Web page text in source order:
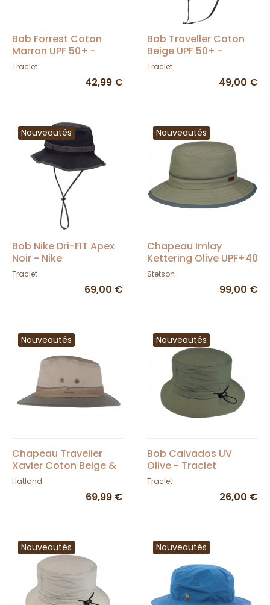
Bob Forrest Coton
Marron UPF 50+ -
Scippis - Traclet
Traclet
42,99 €
Bob Traveller Coton
Beige UPF 50+ -
Traclet
Traclet
49,00 €
Nouveautés
Bob Nike Dri-FIT Apex
Noir - Nike
Traclet
69,00 €
Nouveautés
Chapeau Imlay
Kettering Olive UPF+40
- Stetson
Stetson
99,00 €
Nouveautés
Chapeau Traveller
Xavier Coton Beige &
Kaki - Hatland
Hatland
69,99 €
Nouveautés
Bob Calvados UV
Olive - Traclet
Traclet
26,00 €
Nouveautés Nouveautés